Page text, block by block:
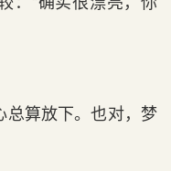
总算放下。也对，梦